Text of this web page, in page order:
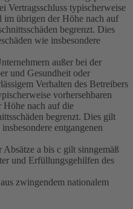
Vertragsschluss typischerweise
im übrigen der Höhe nach auf
begrenzt. Dies
wie insbesondere
außer bei der
und Gesundheit oder
Verhalten des Betreibers
vorhersehbaren
Höhe nach auf die
begrenzt. Dies gilt
entgangenen
a bis c gilt sinngemäß
und Erfüllungsgehilfen des
zwingendem nationalem